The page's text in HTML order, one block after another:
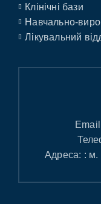
Клінічні бази
Навчально-
Лікувальний
Адреса: : м.